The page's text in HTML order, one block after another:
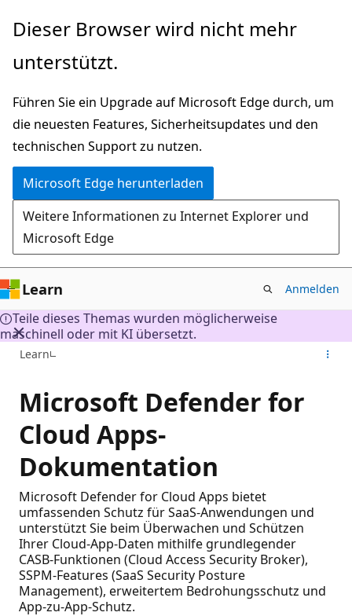
Zu
wechseln
Dieser Browser wird nicht mehr
unterstützt.
Führen Sie ein Upgrade auf Microsoft Edge durch, um
die neuesten Features, Sicherheitsupdates und den
technischen Support zu nutzen.
Microsoft Edge herunterladen
Weitere Informationen zu Internet Explorer und
Microsoft Edge
Learn Anmelden
Teile dieses Themas wurden möglicherweise
maschinell oder mit KI übersetzt.
Learn
Microsoft Defender for
Cloud Apps-
Dokumentation
Microsoft Defender for Cloud Apps bietet
umfassenden Schutz für SaaS-Anwendungen und
unterstützt Sie beim Überwachen und Schützen
Ihrer Cloud-App-Daten mithilfe grundlegender
CASB-Funktionen (Cloud Access Security Broker),
SSPM-Features (SaaS Security Posture
Management), erweitertem Bedrohungsschutz und
App-zu-App-Schutz.